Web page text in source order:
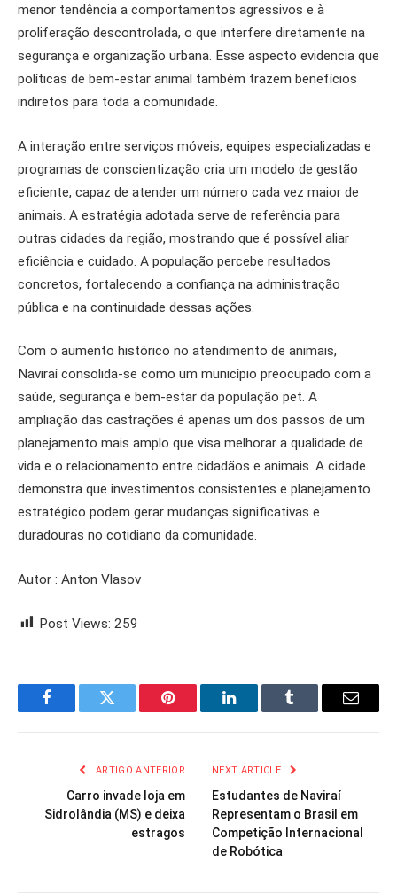
menor tendência a comportamentos agressivos e à
proliferação descontrolada, o que interfere diretamente na
segurança e organização urbana. Esse aspecto evidencia que
políticas de bem-estar animal também trazem benefícios
indiretos para toda a comunidade.
A interação entre serviços móveis, equipes especializadas e
programas de conscientização cria um modelo de gestão
eficiente, capaz de atender um número cada vez maior de
animais. A estratégia adotada serve de referência para
outras cidades da região, mostrando que é possível aliar
eficiência e cuidado. A população percebe resultados
concretos, fortalecendo a confiança na administração
pública e na continuidade dessas ações.
Com o aumento histórico no atendimento de animais,
Naviraí consolida-se como um município preocupado com a
saúde, segurança e bem-estar da população pet. A
ampliação das castrações é apenas um dos passos de um
planejamento mais amplo que visa melhorar a qualidade de
vida e o relacionamento entre cidadãos e animais. A cidade
demonstra que investimentos consistentes e planejamento
estratégico podem gerar mudanças significativas e
duradouras no cotidiano da comunidade.
Autor : Anton Vlasov
Post Views: 259
FacebookTwitter Pinterest LinkedInTumblr Email
ARTIGO ANTERIOR
Carro invade loja em
Sidrolândia (MS) e deixa
estragos
NEXT ARTICLE
Estudantes de Naviraí
Representam o Brasil em
Competição Internacional
de Robótica